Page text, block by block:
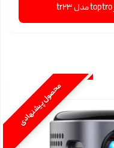
محصول پیشنهادی